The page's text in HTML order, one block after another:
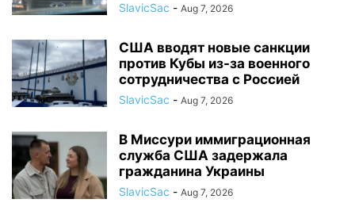
SlavicSac - Aug 7, 2026
США вводят новые санкции
против Кубы из-за военного
сотрудничества с Россией
SlavicSac - Aug 7, 2026
В Миссури иммиграционная
служба США задержала
гражданина Украины
SlavicSac - Aug 7, 2026